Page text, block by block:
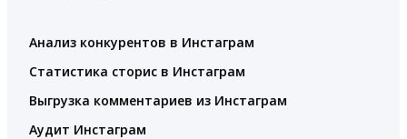
Анализ конкурентов в Инстаграм
Статистика сторис в Инстаграм
Выгрузка комментариев из Инстаграм
Аудит Инстаграм